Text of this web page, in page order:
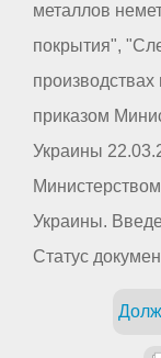
металлов
покрытия",
приказом
Украины
Украины.
Статус